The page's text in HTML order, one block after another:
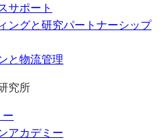
サポート
ングと研究パートナーシップ
と物流管理
究所
アカデミー